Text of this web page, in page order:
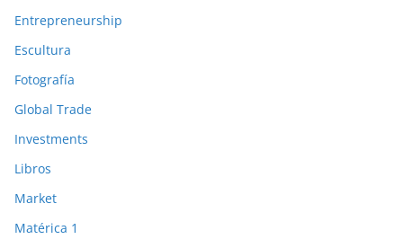
Entrepreneurship
Escultura
Fotografía
Global Trade
Investments
Libros
Market
Matérica 1